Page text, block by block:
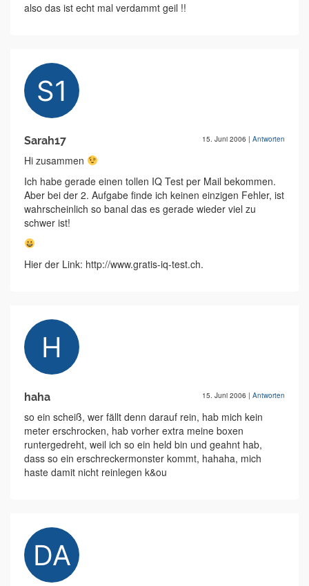
also das ist echt mal verdammt geil !!
Sarah17 15. Juni 2006 | Antworten
Hi zusammen
Ich habe gerade einen tollen IQ Test per Mail bekommen.
Aber bei der 2. Aufgabe finde ich keinen einzigen Fehler, ist
wahrscheinlich so banal das es gerade wieder viel zu
schwer ist!
Hier der Link: http://www.gratis-iq-test.ch.
haha 15. Juni 2006 | Antworten
so ein scheiß, wer fällt denn darauf rein, hab mich kein
meter erschrocken, hab vorher extra meine boxen
runtergedreht, weil ich so ein held bin und geahnt hab,
dass so ein erschreckermonster kommt, hahaha, mich
haste damit nicht reinlegen k&ou